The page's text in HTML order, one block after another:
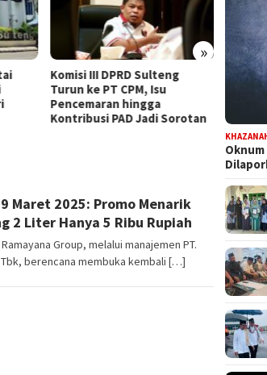
»
Komisi III DPRD Sulteng
Turun ke PT CPM, Isu
Pencemaran hingga
Kontribusi PAD Jadi Sorotan
Dapat
Maret 2025: Promo Menarik
2 Liter Hanya 5 Ribu Rupiah
Ramayana Group, melalui manajemen PT.
berencana membuka kembali […]